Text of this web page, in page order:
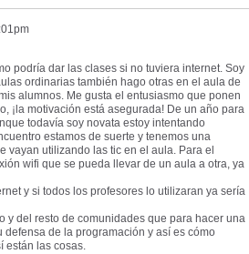
podría dar las clases si no tuviera internet. Soy
ordinarias también hago otras en el aula de
alumnos. Me gusta el entusiasmo que ponen
¡la motivación está asegurada! De un año para
todavía soy novata estoy intentando
estamos de suerte y tenemos una
vayan utilizando las tic en el aula. Para el
wifi que se pueda llevar de un aula a otra, ya
y si todos los profesores lo utilizaran ya sería
y del resto de comunidades que para hacer una
de la programación y así es cómo
están las cosas.